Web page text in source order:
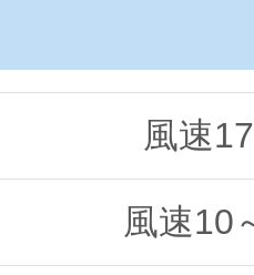
風速
風速10